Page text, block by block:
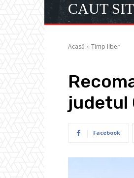
CAUT
-
Acasă Timp liber
judetul
Facebook